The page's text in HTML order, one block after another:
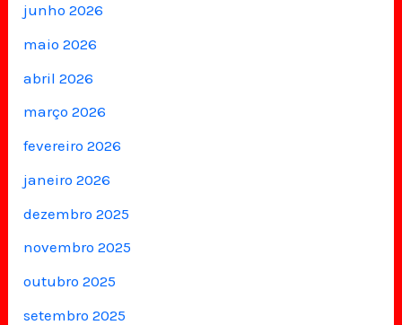
junho 2026
maio 2026
abril 2026
março 2026
fevereiro 2026
janeiro 2026
dezembro 2025
novembro 2025
outubro 2025
setembro 2025